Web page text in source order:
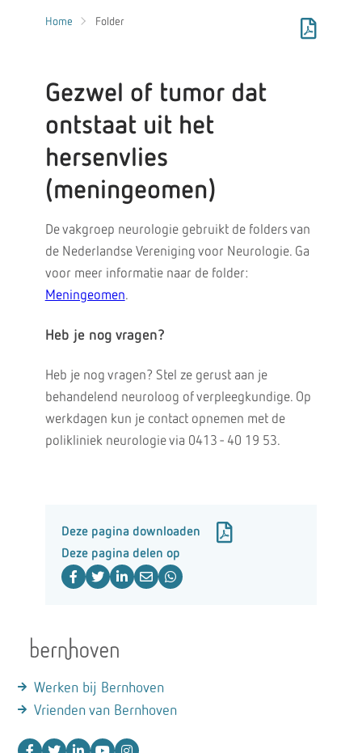
Home Folder
Gezwel of tumor dat
ontstaat uit het
hersenvlies
(meningeomen)
De vakgroep neurologie gebruikt de folders van
de Nederlandse Vereniging voor Neurologie. Ga
voor meer informatie naar de folder:
Meningeomen.
Heb je nog vragen?
Heb je nog vragen? Stel ze gerust aan je
behandelend neuroloog of verpleegkundige. Op
werkdagen kun je contact opnemen met de
polikliniek neurologie via 0413 - 40 19 53.
Deze pagina downloaden
Deze pagina delen op
Werken bij Bernhoven
Vrienden van Bernhoven